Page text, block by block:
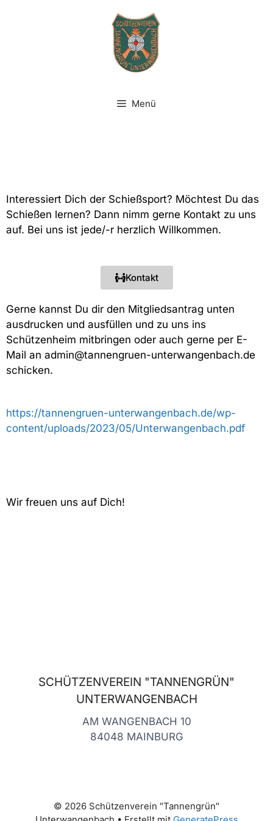
Menü
Interessiert Dich der Schießsport? Möchtest Du das
Schießen lernen? Dann nimm gerne Kontakt zu uns
auf. Bei uns ist jede/-r herzlich Willkommen.
Kontakt
Gerne kannst Du dir den Mitgliedsantrag unten
ausdrucken und ausfüllen und zu uns ins
Schützenheim mitbringen oder auch gerne per E-
Mail an admin@tannengruen-unterwangenbach.de
schicken.
https://tannengruen-unterwangenbach.de/wp-
content/uploads/2023/05/Unterwangenbach.pdf
Wir freuen uns auf Dich!
SCHÜTZENVEREIN "TANNENGRÜN"
UNTERWANGENBACH
AM WANGENBACH 10
84048 MAINBURG
© 2026 Schützenverein "Tannengrün"